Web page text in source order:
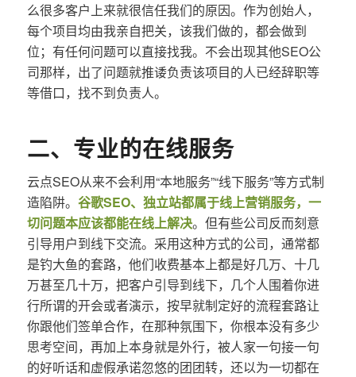
么很多客户上来就很信任我们的原因。作为创始人，
每个项目均由我亲自把关，该我们做的，都会做到
位；有任何问题可以直接找我。不会出现其他SEO公
司那样，出了问题就推诿负责该项目的人已经辞职等
等借口，找不到负责人。
二、专业的在线服务
云点SEO从来不会利用“本地服务”“线下服务”等方式制
造陷阱。 谷歌SEO、独立站都属于线上营销服务，一
切问题本应该都能在线上解决。但有些公司反而刻意
引导用户到线下交流。采用这种方式的公司，通常都
是钓大鱼的套路，他们收费基本上都是好几万、十几
万甚至几十万，把客户引导到线下，几个人围着你进
行所谓的开会或者演示，按早就制定好的流程套路让
你跟他们签单合作，在那种氛围下，你根本没有多少
思考空间，再加上本身就是外行，被人家一句接一句
的好听话和虚假承诺忽悠的团团转，还以为一切都在